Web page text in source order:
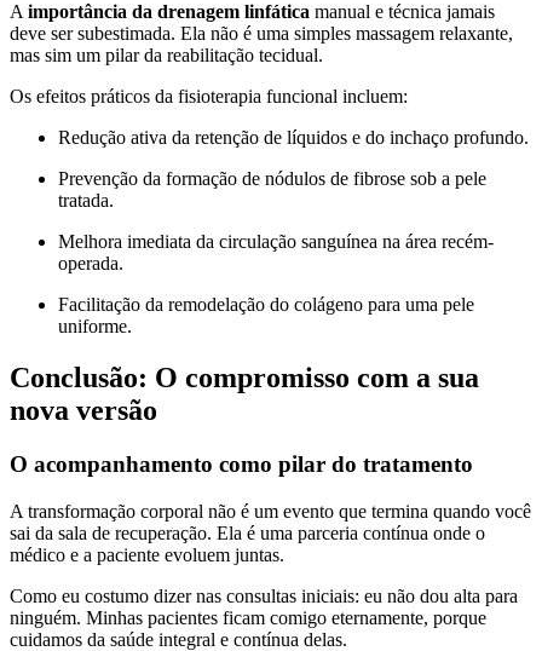
A importância da drenagem linfática manual e técnica jamais
deve ser subestimada. Ela não é uma simples massagem relaxante,
mas sim um pilar da reabilitação tecidual.
Os efeitos práticos da fisioterapia funcional incluem:
Redução ativa da retenção de líquidos e do inchaço profundo.
Prevenção da formação de nódulos de fibrose sob a pele
tratada.
Melhora imediata da circulação sanguínea na área recém-
operada.
Facilitação da remodelação do colágeno para uma pele
uniforme.
Conclusão: O compromisso com a sua
nova versão
O acompanhamento como pilar do tratamento
A transformação corporal não é um evento que termina quando você
sai da sala de recuperação. Ela é uma parceria contínua onde o
médico e a paciente evoluem juntas.
Como eu costumo dizer nas consultas iniciais: eu não dou alta para
ninguém. Minhas pacientes ficam comigo eternamente, porque
cuidamos da saúde integral e contínua delas.